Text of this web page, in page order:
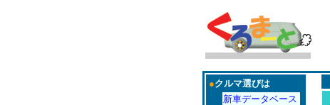
●クルマ選びは
新車データベース